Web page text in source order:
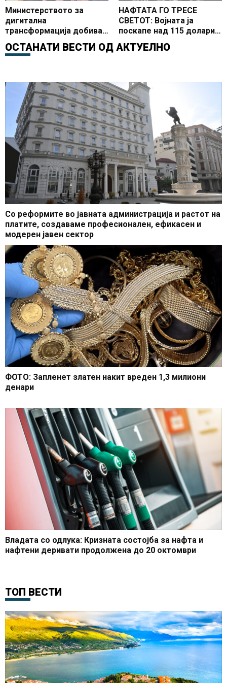
Министерството за
дигитална
трансформација добива
сериозна поддршка од
Стратешкиот дијалог со
НАФТАТА ГО ТРЕСЕ
СВЕТОТ: Војната ја
поскапе над 115 долари
за барел
ОСТАНАТИ ВЕСТИ ОД АКТУЕЛНО
Со реформите во јавната администрација и растот на
платите, создаваме професионален, ефикасен и
модерен јавен сектор
ФОТО: Запленет златен накит вреден 1,3 милиони
денари
Владата со одлука: Кризната состојба за нафта и
нафтени деривати продолжена до 20 октомври
ТОП ВЕСТИ